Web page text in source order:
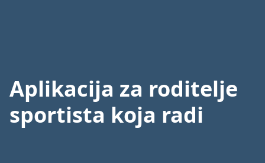
Aplikacija za roditelje
sportista koja radi